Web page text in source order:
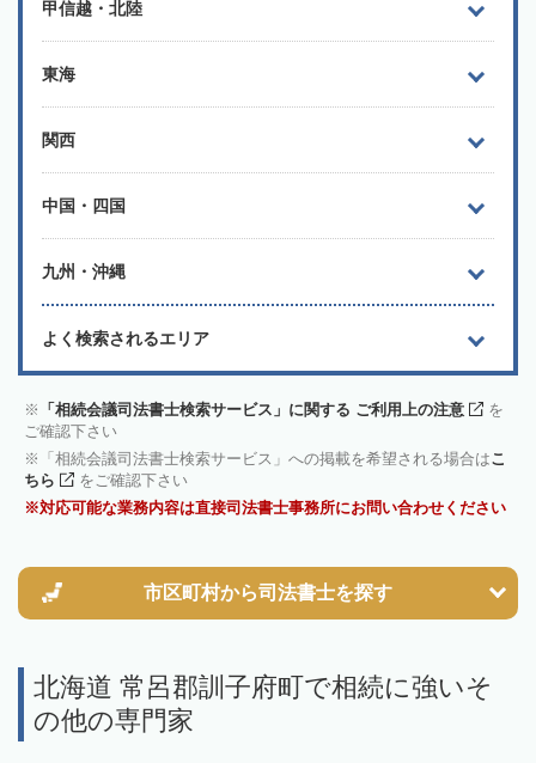
甲信越・北陸
東海
関西
中国・四国
九州・沖縄
よく検索されるエリア
「相続会議司法書士検索サービス」に関する ご利用上の注意
を
ご確認下さい
「相続会議司法書士検索サービス」への掲載を希望される場合はこ
ちら
をご確認下さい
対応可能な業務内容は直接司法書士事務所にお問い合わせください
市区町村から司法書士を探す
北海道 常呂郡訓子府町で相続に強いそ
の他の専門家